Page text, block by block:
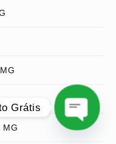
MG
Grátis